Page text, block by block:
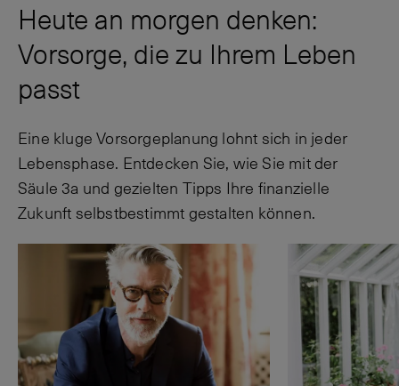
Heute an morgen denken:
Vorsorge, die zu Ihrem Leben
passt
Eine kluge Vorsorgeplanung lohnt sich in jeder
Lebensphase. Entdecken Sie, wie Sie mit der
Säule 3a und gezielten Tipps Ihre finanzielle
Zukunft selbstbestimmt gestalten können.